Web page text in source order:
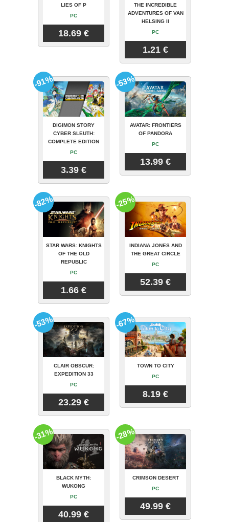
LIES OF P
PC
18.69 €
THE INCREDIBLE
ADVENTURES OF VAN
HELSING II
PC
1.21 €
DIGIMON STORY
CYBER SLEUTH:
COMPLETE EDITION
PC
3.39 €
-91%
AVATAR: FRONTIERS
OF PANDORA
PC
13.99 €
-53%
STAR WARS: KNIGHTS
OF THE OLD
REPUBLIC
PC
1.66 €
-82%
INDIANA JONES AND
THE GREAT CIRCLE
PC
52.39 €
-25%
CLAIR OBSCUR:
EXPEDITION 33
PC
23.29 €
-53%
TOWN TO CITY
PC
8.19 €
-67%
BLACK MYTH:
WUKONG
PC
40.99 €
-31%
CRIMSON DESERT
PC
49.99 €
-28%